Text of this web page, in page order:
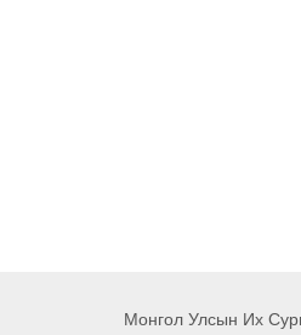
Монгол Улсын Их